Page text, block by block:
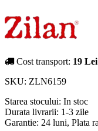
Cost transport: 19 Lei
SKU: ZLN6159
Starea stocului: In stoc
Durata livrarii: 1-3 zile
Garantie: 24 luni, Plata